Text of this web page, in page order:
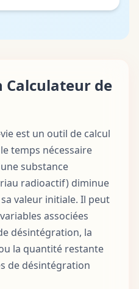
Calculateur de
est un outil de calcul
temps nécessaire
substance
radioactif) diminue
valeur initiale. Il peut
associées
désintégration, la
la quantité restante
de désintégration